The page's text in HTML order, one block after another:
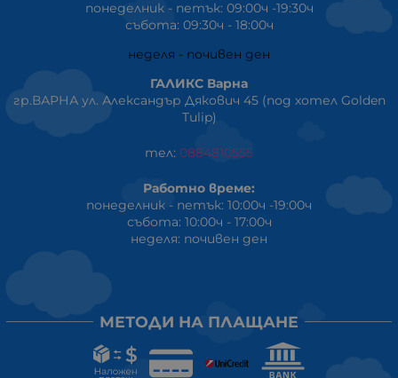
понеделник - петък: 09:00ч -19:30ч
събота: 09:30ч - 18:00ч
неделя - почивен ден
ГАЛИКС Варна
гр.ВАРНА ул. Александър Дякович 45 (под хотел Golden
Tulip)
тел: 0884810555
Работно време:
понеделник - петък: 10:00ч -19:00ч
събота: 10:00ч - 17:00ч
неделя: почивен ден
МЕТОДИ НА ПЛАЩАНЕ